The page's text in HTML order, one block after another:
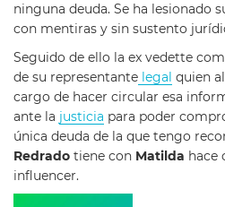
ninguna deuda. Se ha lesionado
con mentiras y sin sustento
Seguido de ello la ex vedette
de su representante legal quien
cargo de hacer circular esa
ante la justicia para poder
única deuda de la que tengo
Redrado tiene con Matilda hace
influencer.